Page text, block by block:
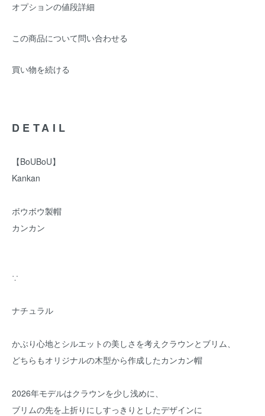
オプションの値段詳細
この商品について問い合わせる
買い物を続ける
DETAIL
【BoUBoU】
Kankan
ボウボウ製帽
カンカン
∵
ナチュラル
かぶり心地とシルエットの美しさを考えクラウンとブリム、
どちらもオリジナルの木型から作成したカンカン帽
2026年モデルはクラウンを少し浅めに、
ブリムの先を上折りにしすっきりとしたデザインに